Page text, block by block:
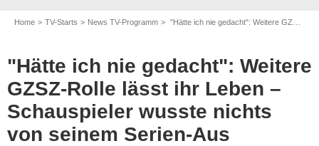
Home TV-Starts News TV-Programm "Hätte ich nie gedacht": Weitere GZSZ-Rolle lässt ihr Leben – Schauspieler wusste nichts von seinem Serien-Aus
"Hätte ich nie gedacht": Weitere
GZSZ-Rolle lässt ihr Leben –
Schauspieler wusste nichts
von seinem Serien-Aus